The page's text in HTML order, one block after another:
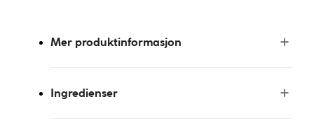
Mer produktinformasjon
Ingredienser